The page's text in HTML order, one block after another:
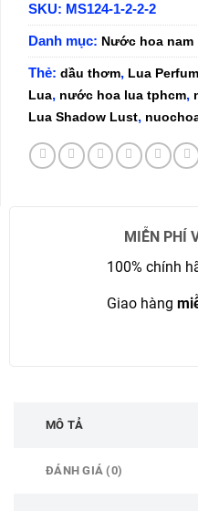
SKU: MS124-1-2-2-2
Danh mục: Nước hoa nam
Thẻ: dầu thơm, Lua
Lua, nước hoa lua tphcm,
Lua Shadow Lust,
MIỄN PHÍ
100% chính
Giao hàng
MÔ TẢ
ĐÁNH GIÁ (0)